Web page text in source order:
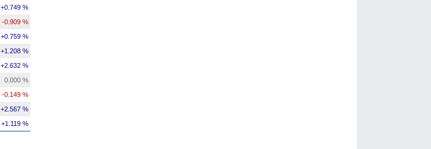
+0.749 %
-0.909 %
+0.759 %
+1.208 %
+2.632 %
0.000 %
-0.149 %
+2.567 %
+1.119 %